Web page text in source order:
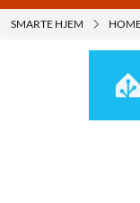
SMARTE HJEM